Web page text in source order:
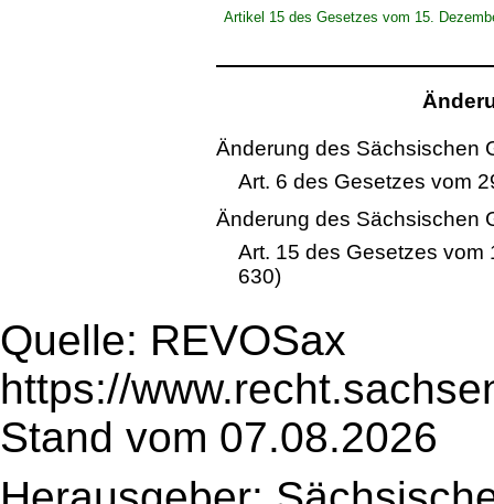
Artikel 15 des Gesetzes vom 15.
Änderung des Sächsischen
Art. 6 des Gesetzes vom
Änderung des Sächsischen
Art. 15 des Gesetzes vom
630)
Quelle: REVOSax
https://
Stand vom 07.08.2026